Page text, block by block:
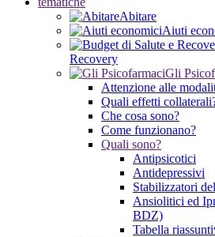
Abitare
Aiuti
Recovery
Gli
Attenzione alle
Quali effetti
Che cosa sono?
Come funzionano?
Quali sono?
Antipsicotici
Antidepressivi
Stabilizzatori
Ansiolitici ed
BDZ)
Tabella